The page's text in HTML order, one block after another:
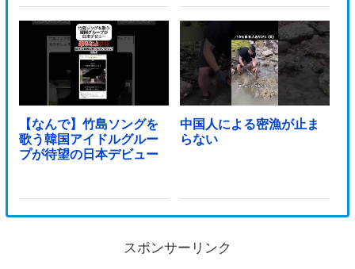
【なんで】竹島ソングを
歌う韓国アイドルグルー
プが待望の日本デビュー
中国人による密漁が止ま
らない
スポンサーリンク